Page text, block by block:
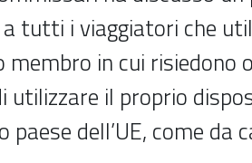
tutti i viaggiatori che
membro in cui risiedono
utilizzare il proprio
dell’UE, come da